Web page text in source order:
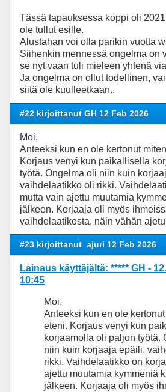
Tässä tapauksessa koppi oli
ole tullut esille.
Alustahan voi olla parikin vuotta
Siihenkin mennessä ongelma on
se nyt vaan tuli mieleen yhtenä
Ja ongelma on ollut todellinen,
siitä ole kuulleetkaan..
#22 kirjoittanut GH 12 Feb 2026
Moi,
Anteeksi kun en ole kertonut
Korjaus venyi kun paikallisella
työtä. Ongelma oli niin kuin
vaihdelaatikko oli rikki.
mutta vain ajettu muutamia
jälkeen. Korjaaja oli myös
vaihdelaatikosta, näin vähän
#23 kirjoittanut ajuri 12 Feb 2026
Lainaus käyttäjältä: ***** GH -
10:45
Moi,
Anteeksi kun en ole
eteni. Korjaus venyi kun
korjaamolla oli paljon työtä.
niin kuin korjaaja epäili,
rikki. Vaihdelaatikko on
ajettu muutamia kymmeniä
jälkeen. Korjaaja oli myös